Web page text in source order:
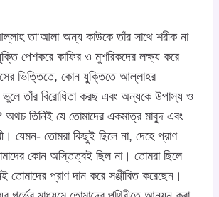
তা‘আলা অন্য কাউকে তাঁর সাথে শরীক না
পেশকরে কাফির ও মুশরিকদের লক্ষ্য করে
ভিত্তিতে, কোন যুক্তিতে আল্লাহর
তাঁর বিরোধিতা করছ এবং অন্যকে উপাস্য ও
অথচ তিনিই যে তোমাদের একমাত্র মাবুদ এবং
যেমন- তোমরা কিছুই ছিলে না, দেহে প্রাণ
কোন অস্তিত্বই ছিল না। তোমরা ছিলে
তোমাদের প্রাণ দান করে সঞ্জীবিত করেছেন।